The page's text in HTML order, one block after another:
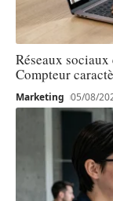
Réseaux
Compteur
Marketing 05/08/